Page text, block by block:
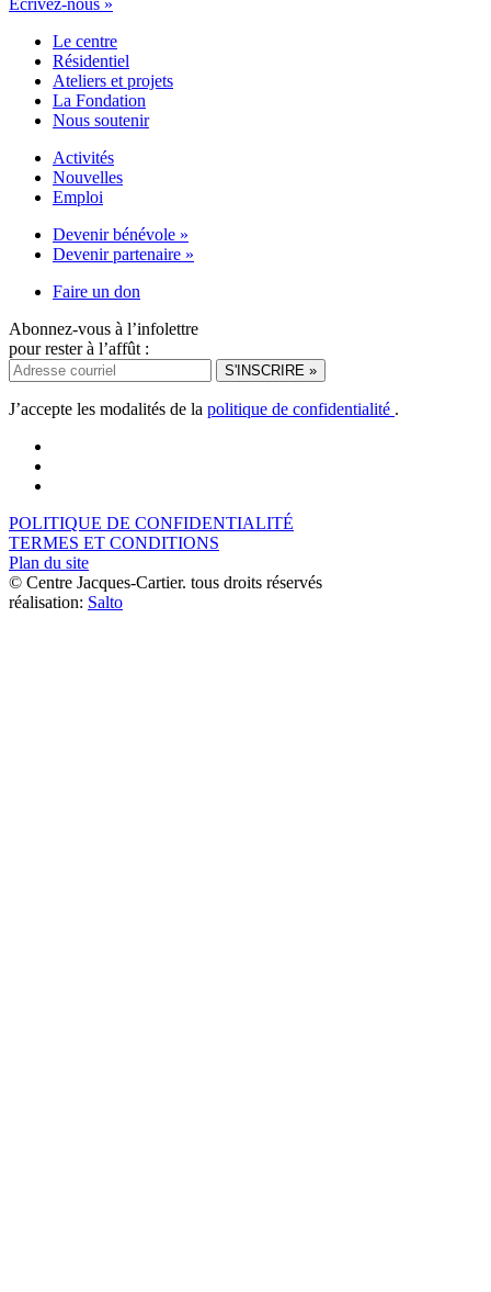
Écrivez-nous »
Le centre
Résidentiel
Ateliers et projets
La Fondation
Nous soutenir
Activités
Nouvelles
Emploi
Devenir bénévole »
Devenir partenaire »
Faire un don
Abonnez-vous à l’infolettre
pour rester à l’affût :
J’accepte les modalités de la politique de confidentialité .
POLITIQUE DE CONFIDENTIALITÉ
TERMES ET CONDITIONS
Plan du site
© Centre Jacques-Cartier. tous droits réservés
réalisation: Salto